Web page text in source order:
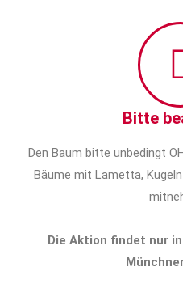
Bitte
Den Baum bitte unbedingt
Bäume mit Lametta,
Die Aktion findet nur